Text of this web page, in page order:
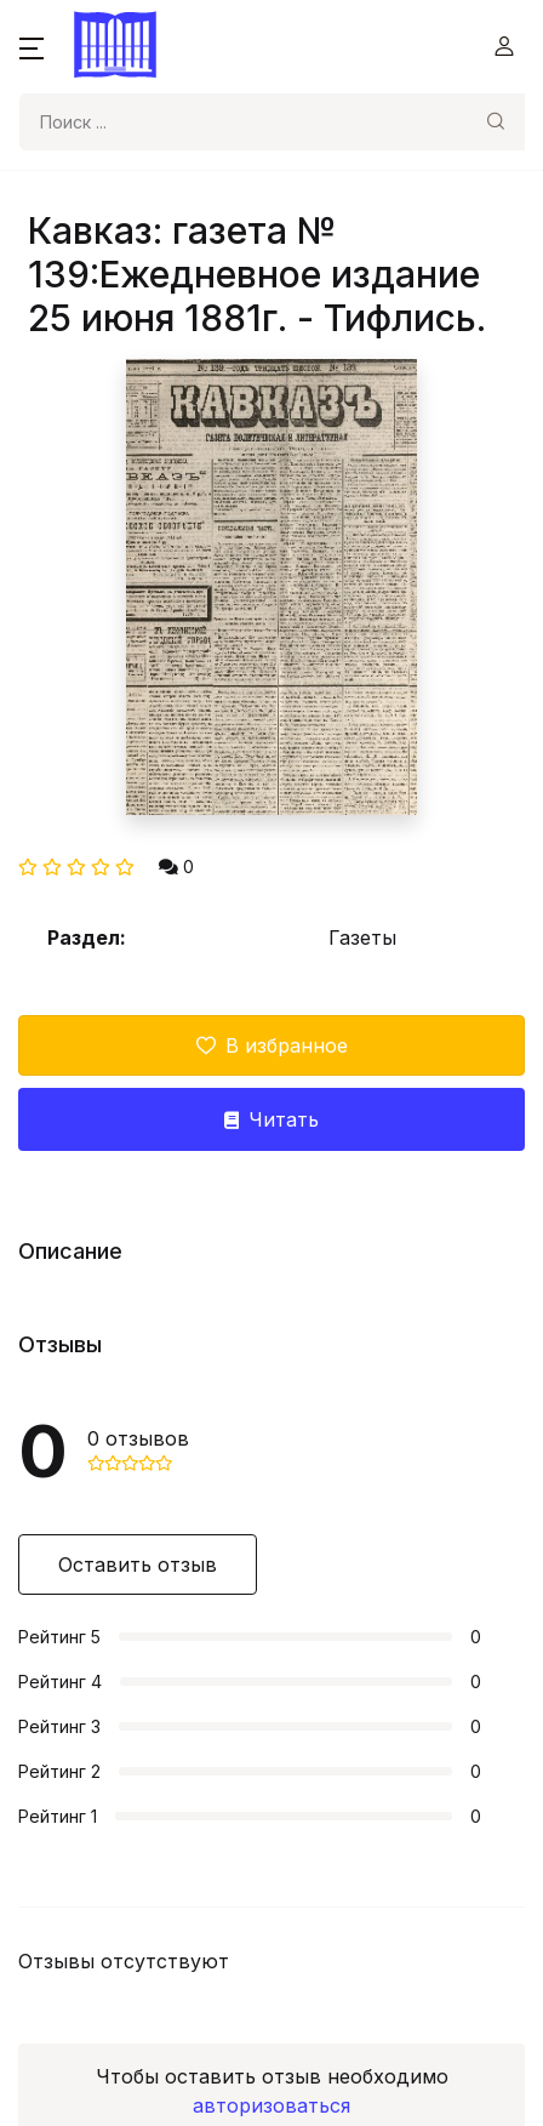
Кавказ: газета №
139:Ежедневное издание
25 июня 1881г. - Тифлись.
0
Раздел: Газеты
В избранное
Читать
Описание
Отзывы
0 0 отзывов
Оставить отзыв
Рейтинг 5 0
Рейтинг 4 0
Рейтинг 3 0
Рейтинг 2 0
Рейтинг 1 0
Отзывы отсутствуют
Чтобы оставить отзыв необходимо
авторизоваться